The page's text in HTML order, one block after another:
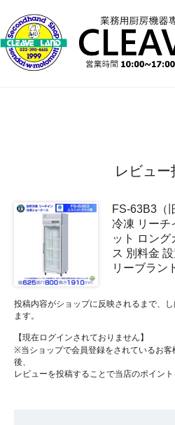
レビュー
FS-63B3（
冷凍 リーチ
ット ロング
ス 別料金
リーブラン
投稿内容がショップに反映されるまで、
ます。
【現在ログインされておりません】
※当ショップで会員登録をされているお
後、
レビューを投稿することで当店のポイント